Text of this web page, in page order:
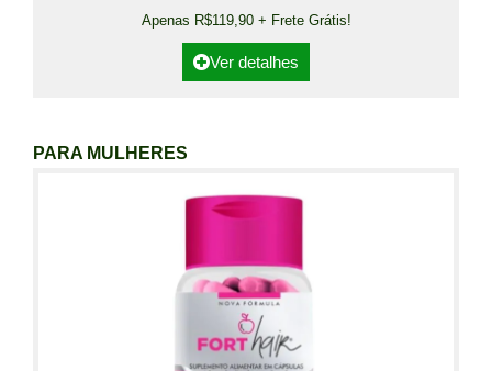
Apenas R$119,90 + Frete Grátis!
Ver detalhes
PARA MULHERES